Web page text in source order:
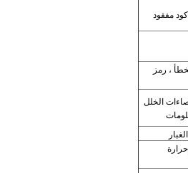
مفقود
، رمز
الخلل